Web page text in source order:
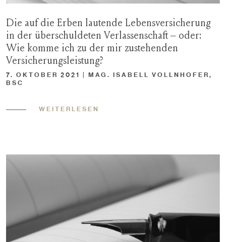
Die auf die Erben lautende Lebensversicherung
in der überschuldeten Verlassenschaft – oder:
Wie komme ich zu der mir zustehenden
Versicherungsleistung?
7. OKTOBER 2021 | MAG. ISABELL VOLLNHOFER,
BSC
WEITERLESEN